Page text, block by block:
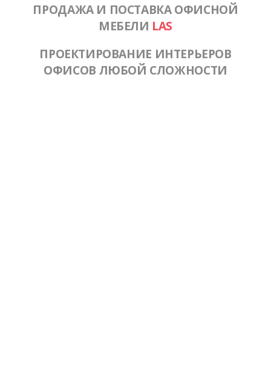
ПРОДАЖА И ПОСТАВКА ОФИСНОЙ
МЕБЕЛИ LAS
ПРОЕКТИРОВАНИЕ ИНТЕРЬЕРОВ
ОФИСОВ ЛЮБОЙ СЛОЖНОСТИ